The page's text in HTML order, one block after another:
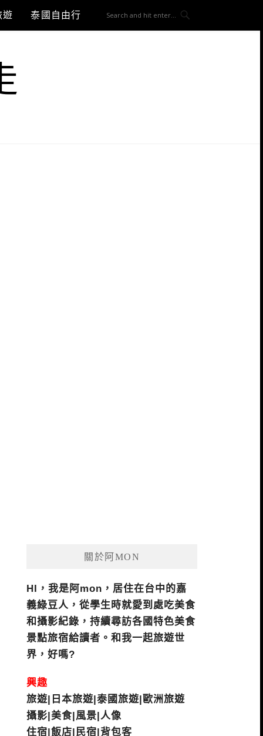
遊 泰國自由行
關於阿MON
HI，我是阿mon，居住在台中的嘉
義綠豆人，從學生時就愛到處吃美食
和攝影紀錄，持續尋訪各國特色美食
景點旅宿給讀者。和我一起旅遊世
界，好嗎?
興趣
旅遊|日本旅遊|泰國旅遊|歐洲旅遊
攝影|美食|風景|人像
住宿|飯店|民宿|背包客